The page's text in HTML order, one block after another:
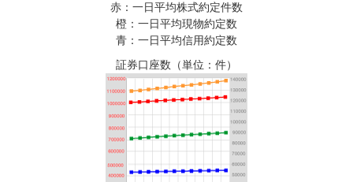
先物オプション
NISA
iDeCo
auじぶん銀行サービス
赤：一日平均株式約定件数
橙：一日平均現物約定数
青：一日平均信用約定数
証券口座数（単位：件）